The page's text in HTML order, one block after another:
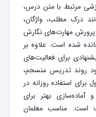
مرتبط با متن درس،
درک مطلب، واژگان،
مهارت‌های نگارش
شده است. علاوه بر
برای فعالیت‌های
روند تدریس منسجم،
استفاده روزانه در
آماده‌سازی بهتر برای
است. مناسب معلمان